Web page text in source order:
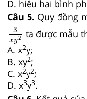
D. hiệu hai bình
Câu 5. Quy đồng
3
xy2
x
ta được mẫu
A. x2y;
B. xy2;
C. x2y2;
D. x3y3.